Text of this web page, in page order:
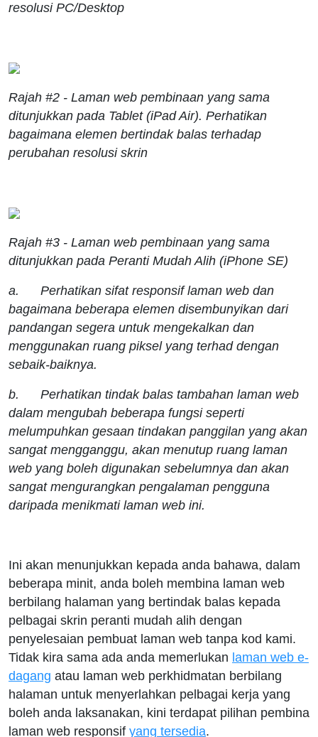
resolusi PC/Desktop
Rajah #2 - Laman web pembinaan yang sama
ditunjukkan pada Tablet (iPad Air). Perhatikan
bagaimana elemen bertindak balas terhadap
perubahan resolusi skrin
Rajah #3 - Laman web pembinaan yang sama
ditunjukkan pada Peranti Mudah Alih (iPhone SE)
a. Perhatikan sifat responsif laman web dan
bagaimana beberapa elemen disembunyikan dari
pandangan segera untuk mengekalkan dan
menggunakan ruang piksel yang terhad dengan
sebaik-baiknya.
b. Perhatikan tindak balas tambahan laman web
dalam mengubah beberapa fungsi seperti
melumpuhkan gesaan tindakan panggilan yang akan
sangat mengganggu, akan menutup ruang laman
web yang boleh digunakan sebelumnya dan akan
sangat mengurangkan pengalaman pengguna
daripada menikmati laman web ini.
Ini akan menunjukkan kepada anda bahawa, dalam
beberapa minit, anda boleh membina laman web
berbilang halaman yang bertindak balas kepada
pelbagai skrin peranti mudah alih dengan
penyelesaian pembuat laman web tanpa kod kami.
Tidak kira sama ada anda memerlukan laman web e-
dagang atau laman web perkhidmatan berbilang
halaman untuk menyerlahkan pelbagai kerja yang
boleh anda laksanakan, kini terdapat pilihan pembina
laman web responsif yang tersedia.